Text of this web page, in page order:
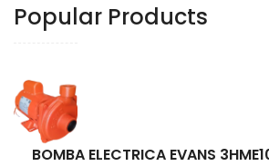
Popular Products
BOMBA ELECTRICA EVANS